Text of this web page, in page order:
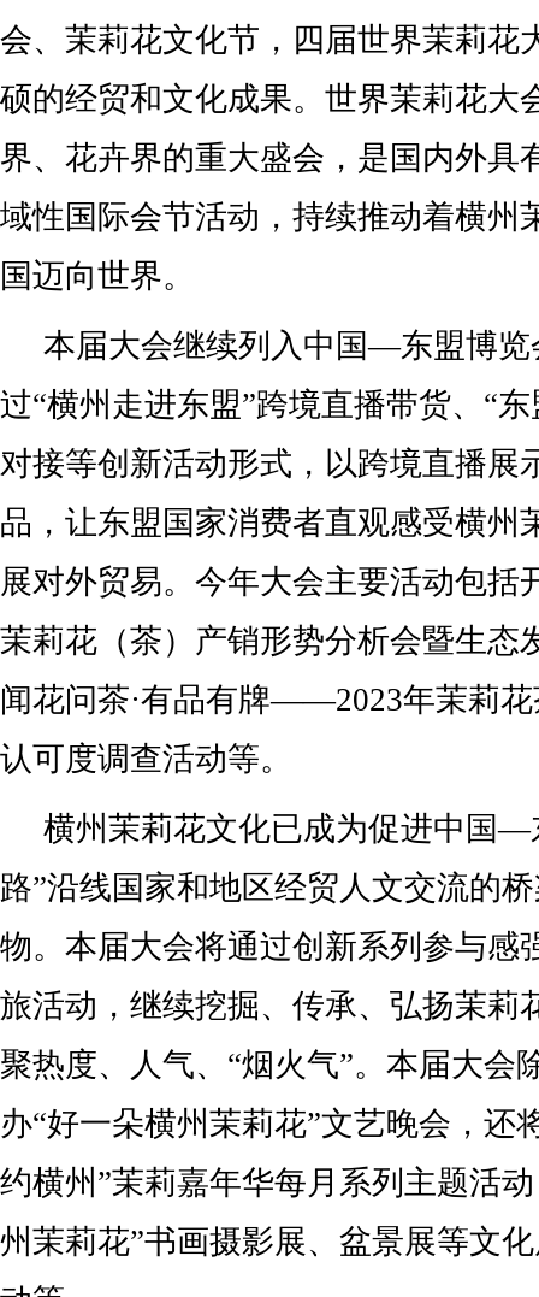
会、茉莉花文化节，四届世界茉莉花
硕的经贸和文化成果。世界茉莉花大
界、花卉界的重大盛会，是国内外具
域性国际会节活动，持续推动着横州
国迈向世界。
本届大会继续列入中国—东盟博览
过“横州走进东盟”跨境直播带货、“
对接等创新活动形式，以跨境直播展
品，让东盟国家消费者直观感受横州
展对外贸易。今年大会主要活动包括
茉莉花（茶）产销形势分析会暨生态
闻花问茶·有品有牌——2023年茉莉
认可度调查活动等。
横州茉莉花文化已成为促进中国—
路”沿线国家和地区经贸人文交流的
物。本届大会将通过创新系列参与感
旅活动，继续挖掘、传承、弘扬茉莉
聚热度、人气、“烟火气”。本届大会
办“好一朵横州茉莉花”文艺晚会，还
约横州”茉莉嘉年华每月系列主题活
州茉莉花”书画摄影展、盆景展等文